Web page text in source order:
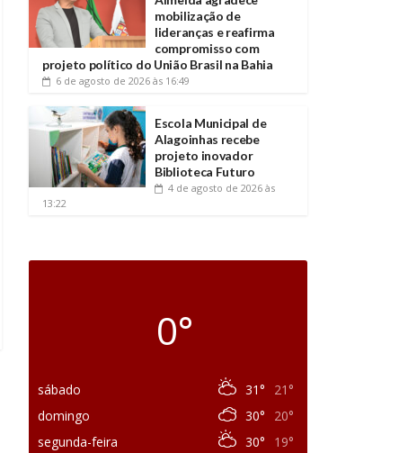
mobilização de
lideranças e reafirma
compromisso com
projeto político do União Brasil na Bahia
6 de agosto de 2026 às 16:49
Escola Municipal de
Alagoinhas recebe
projeto inovador
Biblioteca Futuro
4 de agosto de 2026 às
13:22
0°
sábado 31°
21°
domingo
30°
20°
segunda-feira
30°
19°